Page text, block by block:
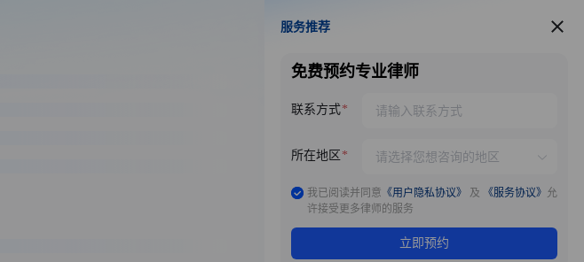
服务推荐
服务推荐
免费预约专业律师
联系方式
所在地区
我已阅读并同意 《用户隐私协议》 及 《服务协议》 允
许接受更多律师的服务
立即预约